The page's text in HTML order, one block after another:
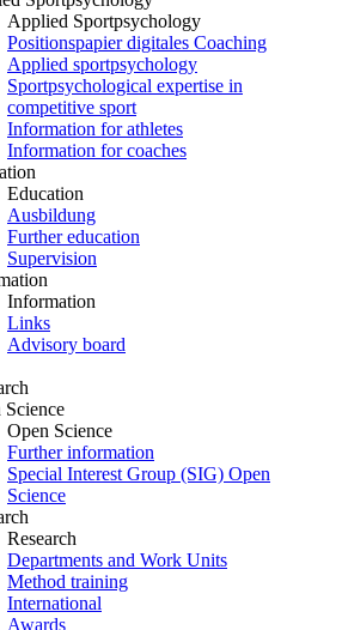
Applied Sportpsychology
Positionspapier digitales Coaching
Applied sportpsychology
Sportpsychological expertise in
competitive sport
Information for athletes
Information for coaches
Education
Ausbildung
Further education
Supervision
Information
Links
Advisory board
Science
Open Science
Further information
Special Interest Group (SIG) Open
Science
Research
Departments and Work Units
Method training
International
Awards